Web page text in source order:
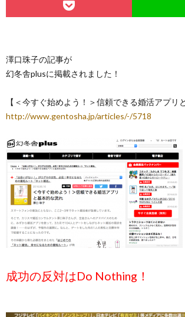
澤口珠子の記事が
幻冬舎plusに掲載されました！
【＜今すぐ始めよう！＞信頼できる婚活アプリ
http://www.gentosha.jp/articles/-/5718
成功の反対はDo Nothing！